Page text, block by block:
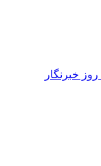
خبرنگار